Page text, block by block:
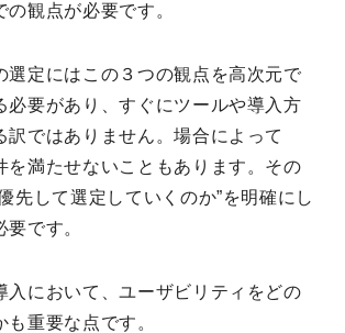
観点が必要です。
選定にはこの３つの観点を高次元で
必要があり、すぐにツールや導入方
訳ではありません。場合によって
を満たせないこともあります。その
先して選定していくのか”を明確にし
です。
入において、ユーザビリティをどの
も重要な点です。